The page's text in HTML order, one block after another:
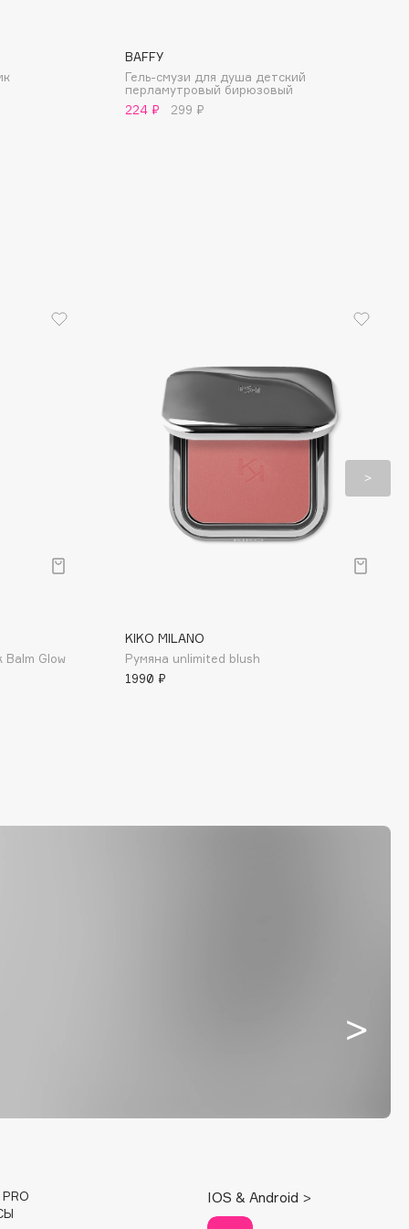
BAFFY
Гель-смузи для душа детский
перламутровый бирюзовый
224 ₽
299 ₽
Balm Glow
KIKO MILANO
Румяна unlimited blush
1990 ₽
PRO
IOS & Android >